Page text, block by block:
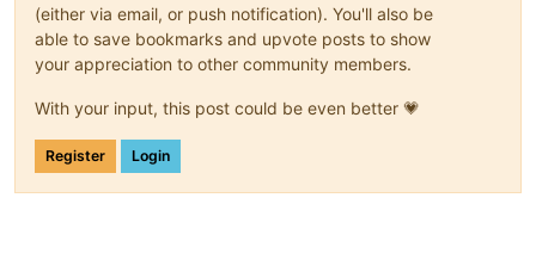
(either via email, or push notification). You'll also be
able to save bookmarks and upvote posts to show
your appreciation to other community members.
With your input, this post could be even better 💗
Register Login